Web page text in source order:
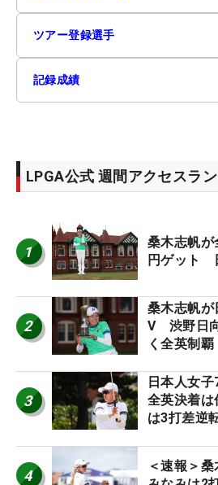
ツアー登録選手
記録成績
LPGA公式 週間アクセスラ
1
桑木志帆
円ゲット
2
桑木志帆が
V 渋野日
く全英制覇
3
日本人女
全英決着
は3打差逆
4
＜速報＞